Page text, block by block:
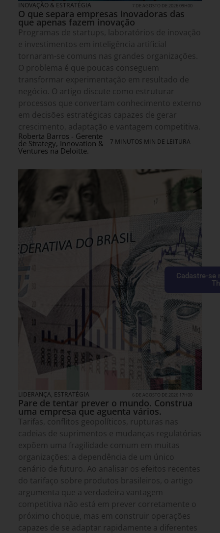
INOVAÇÃO & ESTRATÉGIA 7 DE AGOSTO DE 2026 09H00
O que separa empresas inovadoras das
que apenas fazem inovação
Programas de startups, laboratórios de inovação
e investimentos em inteligência artificial
tornaram-se comuns nas grandes organizações.
O problema é que poucas conseguem
transformar experimentação em resultado de
negócio. O artigo discute como estruturar
processos que convertam conhecimento externo
em decisões estratégicas capazes de gerar
crescimento, adaptação e vantagem competitiva.
Roberta Barros - Gerente
de Strategy, Innovation &
Ventures na Deloitte.
7 MINUTOS MIN DE LEITURA
LIDERANÇA, ESTRATÉGIA 6 DE AGOSTO DE 2026 17H00
Pare de tentar prever o mundo. Construa
uma empresa que aguenta vários.
Tarifas, conflitos geopolíticos, rupturas nas
cadeias de suprimentos e mudanças regulatórias
expõem uma fragilidade comum em muitas
organizações: a dependência de um único
cenário de futuro. Ao analisar os efeitos recentes
do tarifaço sobre produtos brasileiros, o artigo
argumenta que a verdadeira vantagem
competitiva não está em prever corretamente o
próximo choque, mas em construir operações
capazes de se adaptar rapidamente a diferentes
Cadastre-se